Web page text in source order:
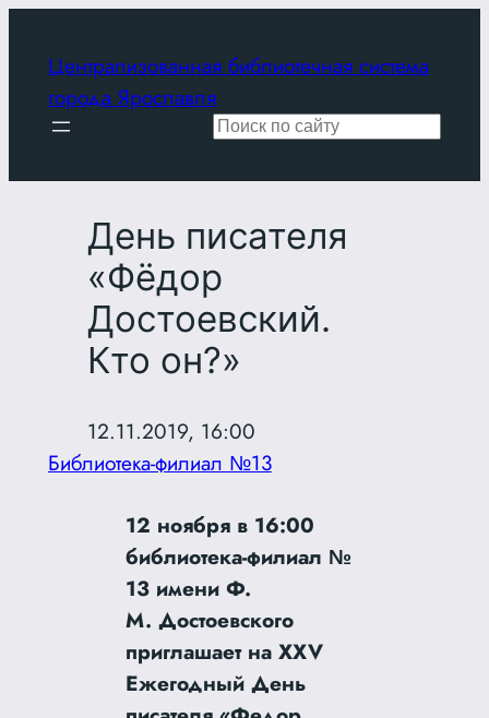
содержимому
Централизованная библиотечная система
города Ярославля
Поиск
День писателя
«Фёдор
Достоевский.
Кто он?»
12.11.2019, 16:00
Библиотека-филиал №13
12 ноября в 16:00
библиотека-филиал №
13 имени Ф.
М. Достоевского
приглашает на XXV
Ежегодный День